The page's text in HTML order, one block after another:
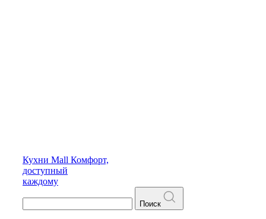
Кухни Mall Комфорт,
доступный
каждому
Поиск